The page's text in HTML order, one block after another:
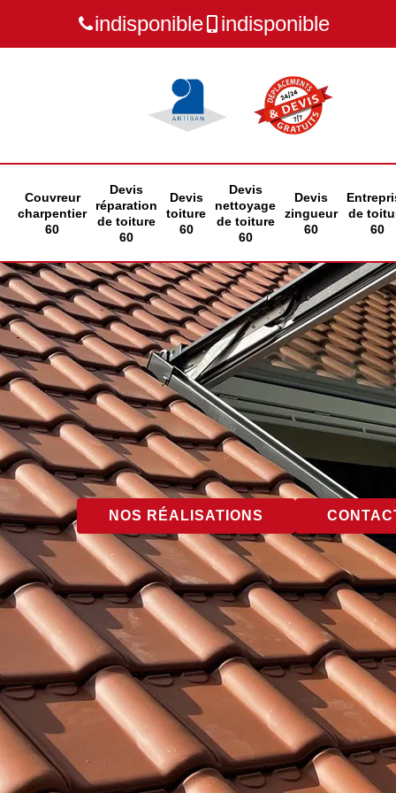
indisponible indisponible
Couvreur
charpentier
60
Devis
réparation
de toiture
60
Devis
toiture
60
Devis
nettoyage
de toiture
60
Devis
zingueur
60
de
60
NOS RÉALISATIONS